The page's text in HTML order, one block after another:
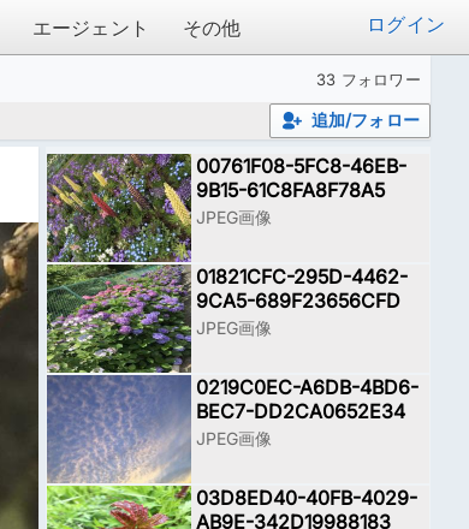
エージェント その他 ログイン
33 フォロワー
追加/フォロー
00761F08-5FC8-46EB-
9B15-61C8FA8F78A5
JPEG画像
01821CFC-295D-4462-
9CA5-689F23656CFD
JPEG画像
0219C0EC-A6DB-4BD6-
BEC7-DD2CA0652E34
JPEG画像
03D8ED40-40FB-4029-
AB9E-342D19988183